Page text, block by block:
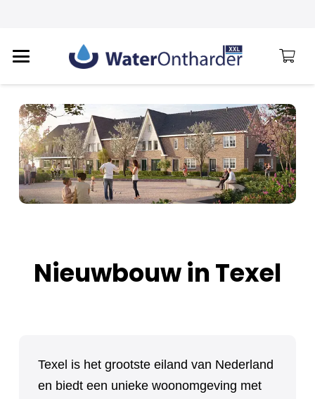
Nieuwbouw in Texel
Texel is het grootste eiland van Nederland
en biedt een unieke woonomgeving met